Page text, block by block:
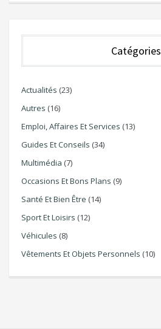
Catégories
Actualités (23)
Autres (16)
Emploi, Affaires Et Services (13)
Guides Et Conseils (34)
Multimédia (7)
Occasions Et Bons Plans (9)
Santé Et Bien Être (14)
Sport Et Loisirs (12)
Véhicules (8)
Vêtements Et Objets Personnels (10)